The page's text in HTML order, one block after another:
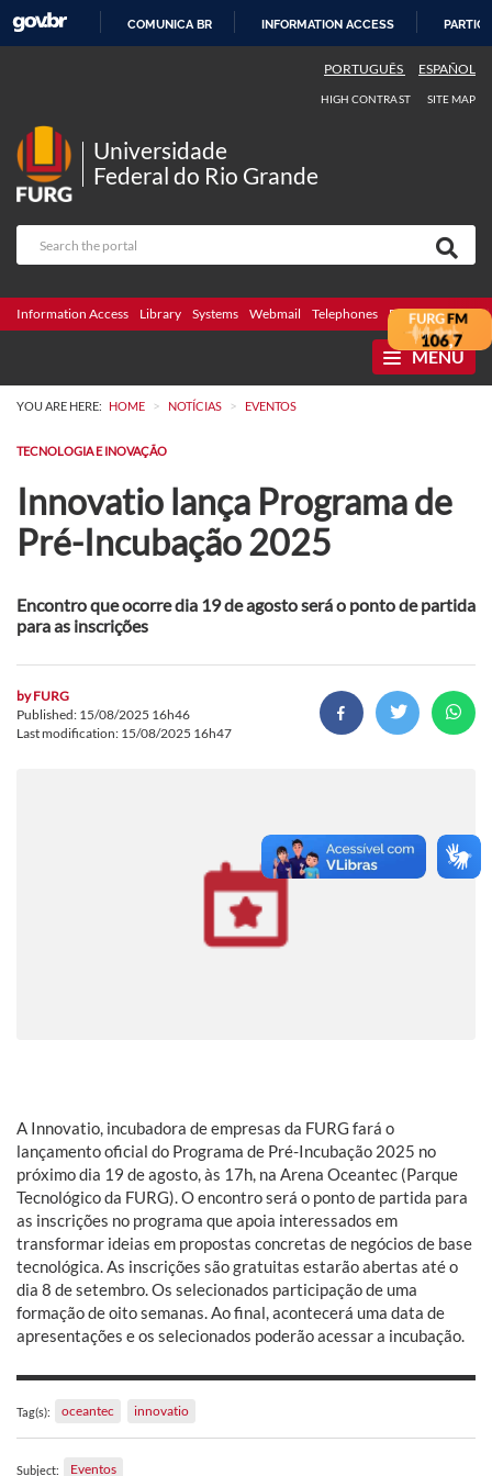
COMUNICA BR INFORMATION ACCESS
PORTUGUÊS ESPAÑOL
HIGH CONTRAST SITE MAP
Universidade
Federal do Rio Grande
Information Access Library Systems Webmail Telephones Bidding
MENU
YOU ARE HERE: HOME > NOTÍCIAS > EVENTOS
TECNOLOGIA E INOVAÇÃO
Innovatio lança Programa de
Pré-Incubação 2025
Encontro que ocorre dia 19 de agosto será o ponto de partida
para as inscrições
byFURG
Published: 15/08/2025 16h46
Last modification: 15/08/2025 16h47
A Innovatio, incubadora de empresas da FURG fará o
lançamento oficial do Programa de Pré-Incubação 2025 no
próximo dia 19 de agosto, às 17h, na Arena Oceantec (Parque
Tecnológico da FURG). O encontro será o ponto de partida para
as inscrições no programa que apoia interessados em
transformar ideias em propostas concretas de negócios de base
tecnológica. As inscrições são gratuitas estarão abertas até o
dia 8 de setembro. Os selecionados participação de uma
formação de oito semanas. Ao final, acontecerá uma data de
apresentações e os selecionados poderão acessar a incubação.
Tag(s): oceantec innovatio
Subject: Eventos